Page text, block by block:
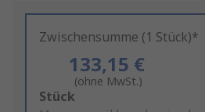
Zwischensumme (1 Stück)*
133,15 €
(ohne MwSt.)
Add
Stück